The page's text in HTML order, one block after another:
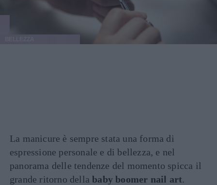
La manicure è sempre stata una forma di
espressione personale e di bellezza, e nel
panorama delle tendenze del momento spicca il
grande ritorno dellababy boomer nail art.